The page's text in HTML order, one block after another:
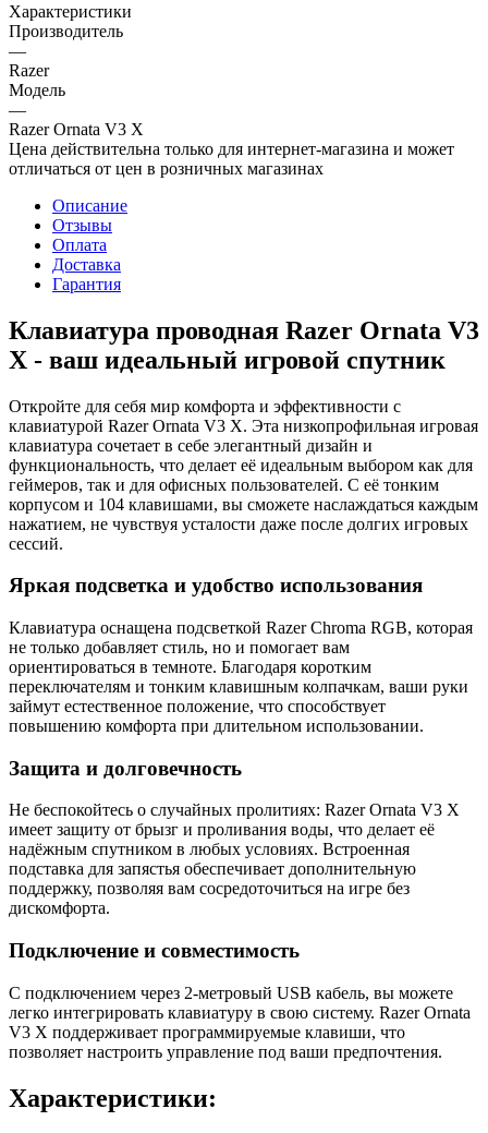
Характеристики
Производитель
—
Razer
Модель
—
Razer Ornata V3 X
Цена действительна только для интернет-магазина и может
отличаться от цен в розничных магазинах
Описание
Отзывы
Оплата
Доставка
Гарантия
Клавиатура проводная Razer Ornata V3
X - ваш идеальный игровой спутник
Откройте для себя мир комфорта и эффективности с
клавиатурой Razer Ornata V3 X. Эта низкопрофильная игровая
клавиатура сочетает в себе элегантный дизайн и
функциональность, что делает её идеальным выбором как для
геймеров, так и для офисных пользователей. С её тонким
корпусом и 104 клавишами, вы сможете наслаждаться каждым
нажатием, не чувствуя усталости даже после долгих игровых
сессий.
Яркая подсветка и удобство использования
Клавиатура оснащена подсветкой Razer Chroma RGB, которая
не только добавляет стиль, но и помогает вам
ориентироваться в темноте. Благодаря коротким
переключателям и тонким клавишным колпачкам, ваши руки
займут естественное положение, что способствует
повышению комфорта при длительном использовании.
Защита и долговечность
Не беспокойтесь о случайных пролитиях: Razer Ornata V3 X
имеет защиту от брызг и проливания воды, что делает её
надёжным спутником в любых условиях. Встроенная
подставка для запястья обеспечивает дополнительную
поддержку, позволяя вам сосредоточиться на игре без
дискомфорта.
Подключение и совместимость
С подключением через 2-метровый USB кабель, вы можете
легко интегрировать клавиатуру в свою систему. Razer Ornata
V3 X поддерживает программируемые клавиши, что
позволяет настроить управление под ваши предпочтения.
Характеристики: